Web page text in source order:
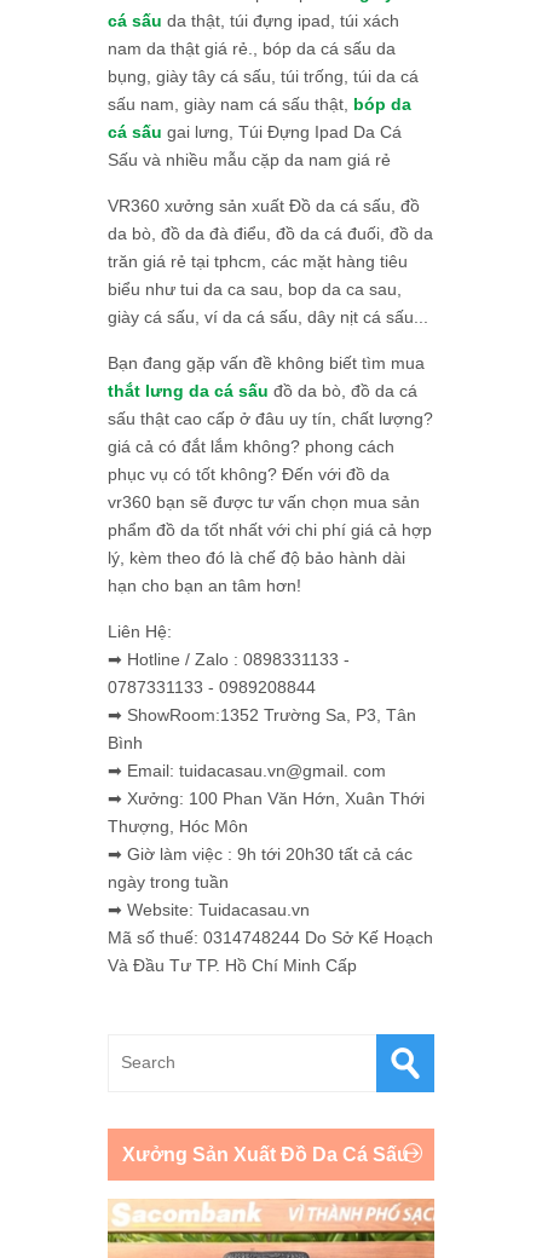
cá sấu da thật, túi đựng ipad, túi xách
nam da thật giá rẻ., bóp da cá sấu da
bụng, giày tây cá sấu, túi trống, túi da cá
sấu nam, giày nam cá sấu thật, bóp da
cá sấu gai lưng, Túi Đựng Ipad Da Cá
Sấu và nhiều mẫu cặp da nam giá rẻ
VR360 xưởng sản xuất Đồ da cá sấu, đồ
da bò, đồ da đà điểu, đồ da cá đuối, đồ da
trăn giá rẻ tại tphcm, các mặt hàng tiêu
biểu như tui da ca sau, bop da ca sau,
giày cá sấu, ví da cá sấu, dây nịt cá sấu...
Bạn đang gặp vấn đề không biết tìm mua
thắt lưng da cá sấu đồ da bò, đồ da cá
sấu thật cao cấp ở đâu uy tín, chất lượng?
giá cả có đắt lắm không? phong cách
phục vụ có tốt không? Đến với đồ da
vr360 bạn sẽ được tư vấn chọn mua sản
phẩm đồ da tốt nhất với chi phí giá cả hợp
lý, kèm theo đó là chế độ bảo hành dài
hạn cho bạn an tâm hơn!
Liên Hệ:
➡ Hotline / Zalo : 0898331133 -
0787331133 - 0989208844
➡ ShowRoom:1352 Trường Sa, P3, Tân
Bình
➡ Email: tuidacasau.vn@gmail. com
➡ Xưởng: 100 Phan Văn Hớn, Xuân Thới
Thượng, Hóc Môn
➡ Giờ làm việc : 9h tới 20h30 tất cả các
ngày trong tuần
➡ Website: Tuidacasau.vn
Mã số thuế: 0314748244 Do Sở Kế Hoạch
Và Đầu Tư TP. Hồ Chí Minh Cấp
Xưởng Sản Xuất Đồ Da Cá Sấu